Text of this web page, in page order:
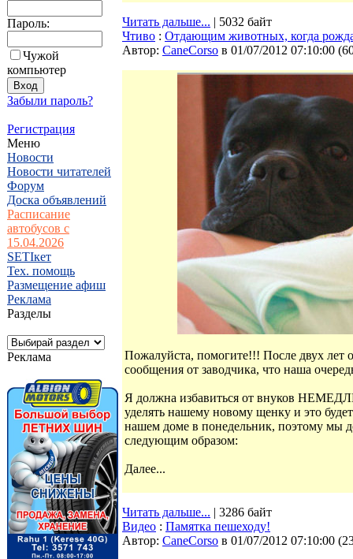
Пароль:
Чужой
компьютер
Забыли пароль?
Регистрация
Меню
Новости
Новости читателей
Форум
Доска объявлений
Расписание
автобусов с
15.04.2026
SETIкет
Тех. помощь
Размещение афиш
Реклама
Разделы
Реклама
Читать дальше... | 5032 байт
Чтиво : Отдающим животных, когда
Автор: CaneCorso в 01/07/2012 07:10:00 (
Пожалуйста, помогите!!! После двух лет
сообщения от заводчика, что наша
Я должна избавиться от внуков
уделять нашему новому щенку и это
нашем доме в понедельник, поэтому мы
следующим образом:
Далее...
Читать дальше... | 3286 байт
Видео : Памятка пешеходу!
Автор: CaneCorso в 01/07/2012 07:10:00 (